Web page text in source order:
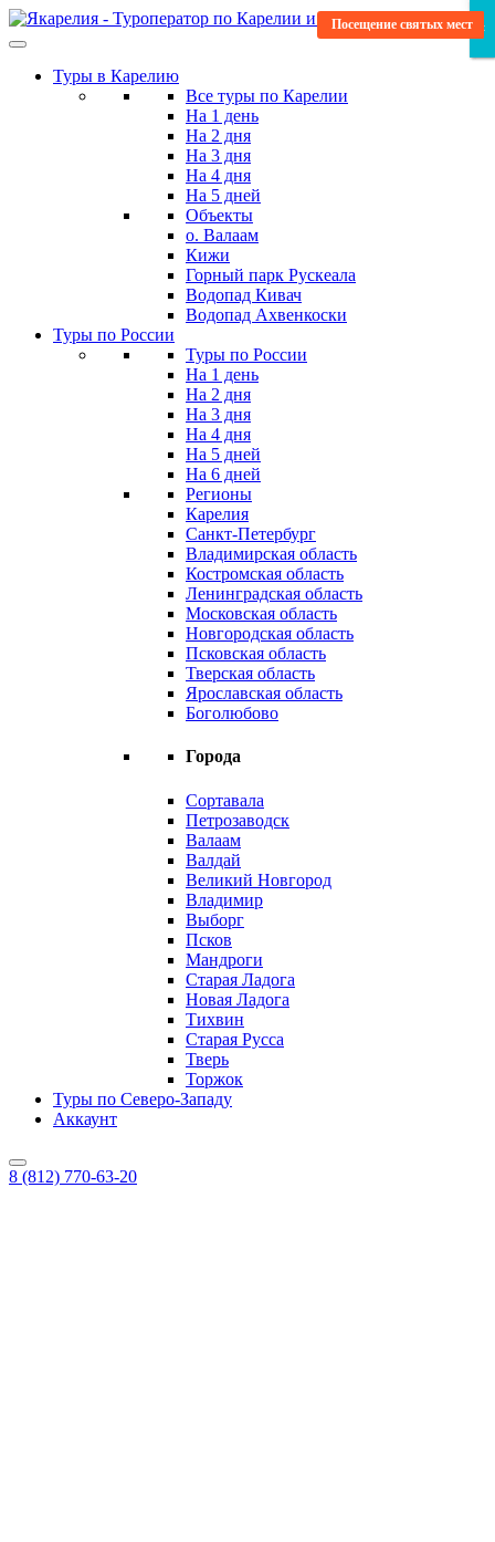
Skip
to
contentТуры в Карелию
Все туры по Карелии
На 1 день
На 2 дня
На 3 дня
На 4 дня
На 5 дней
Объекты
о. Валаам
Кижи
Горный парк Рускеала
Водопад Кивач
Водопад Ахвенкоски
Туры по России
Туры по России
На 1 день
На 2 дня
На 3 дня
На 4 дня
На 5 дней
На 6 дней
Регионы
Карелия
Санкт-Петербург
Владимирская область
Костромская область
Ленинградская область
Московская область
Новгородская область
Псковская область
Тверская область
Ярославская область
Боголюбово
Города
Сортавала
Петрозаводск
Валаам
Валдай
Великий Новгород
Владимир
Выборг
Псков
Мандроги
Старая Ладога
Новая Ладога
Тихвин
Старая Русса
Тверь
Торжок
Туры по Северо-Западу
Аккаунт
8 (812) 770-63-20
Отдых в глэмпинге
Гастро-тур
Посещение святых мест
Мистический
Бюджетные
Научитесь новому
Уникальная программа
Бюджетные
Посещение святых мест ×××